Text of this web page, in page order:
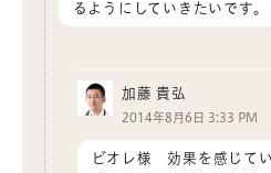
るようにしていきたいです。
加藤 貴弘
2014年8月6日 3:33 PM
ビオレ様 効果を感じて